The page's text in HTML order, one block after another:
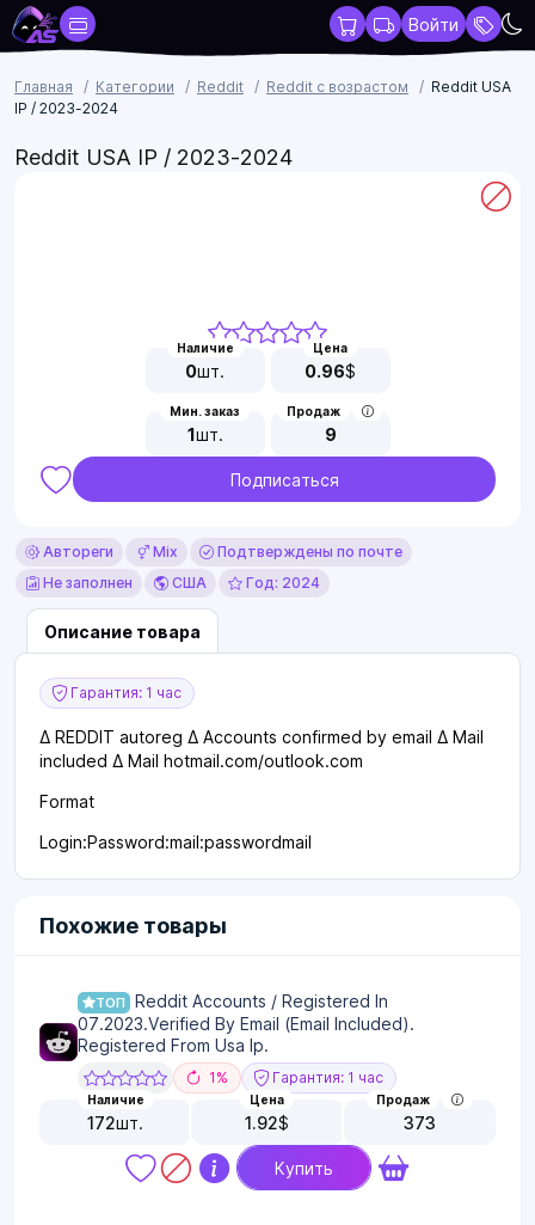
Войти
Главная Категории Reddit Reddit с возрастом
Reddit USA
IP / 2023-2024
Reddit USA IP / 2023-2024
Наличие
0шт.
Цена
0.96$
Мин. заказ
1шт.
Продаж
9
Подписаться
Автореги Mix
Подтверждены по почте
Не заполнен
США Год: 2024
Описание товара
Гарантия: 1 час
∆ REDDIT autoreg ∆ Accounts confirmed by email ∆ Mail
included ∆ Mail hotmail.com/outlook.com
Format
Login:Password:mail:passwordmail
Похожие товары
ТОП
Reddit Accounts / Registered In
07.2023.Verified By Email (Email Included).
Registered From Usa Ip.
1% Гарантия: 1 час
Наличие
172шт.
Цена
1.92$
Продаж
373
Купить